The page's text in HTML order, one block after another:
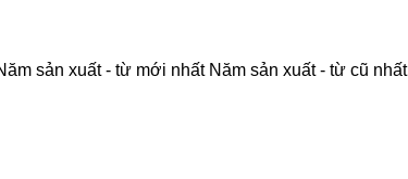
sản xuất - từ mới nhất Năm sản xuất - từ cũ nhất